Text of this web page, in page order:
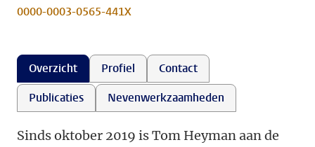
0000-0003-0565-441X
Overzicht Profiel
Contact
Publicaties
Nevenwerkzaamheden
Sinds oktober 2019 is Tom Heyman aan de